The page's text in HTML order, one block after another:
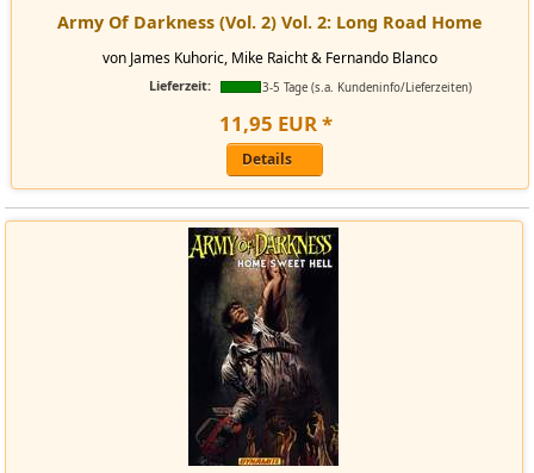
Army Of Darkness (Vol. 2) Vol. 2: Long Road Home
von James Kuhoric, Mike Raicht & Fernando Blanco
Lieferzeit: 3-5 Tage (s.a. Kundeninfo/Lieferzeiten)
11,95 EUR*
Details